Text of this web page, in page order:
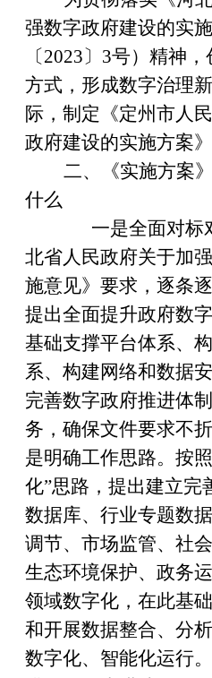
强数字政府建设的实
〔2023〕 3号） 精神，
方式，形成数字治理
际， 制定 《定州市人
政府建设的实施方案》
二、《实施方案
什么
一是全面对标
北省人民政府关于加
施意见》要求，逐条
提出全面提升政府数
基础支撑平台体系、
系、构建网络和数据
完善数字政府推进体
务，确保文件要求不
是明确工作思路。按照
化”思路，提出建立完
数据库、行业专题数
调节、市场监管、社
生态环境保护、政务
领域数字化，在此基
和开展数据整合、分
数字化、智能化运行